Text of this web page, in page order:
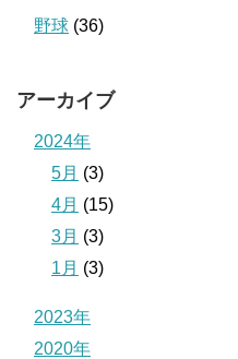
野球 (36)
アーカイブ
2024年
5月 (3)
4月 (15)
3月 (3)
1月 (3)
2023年
2020年